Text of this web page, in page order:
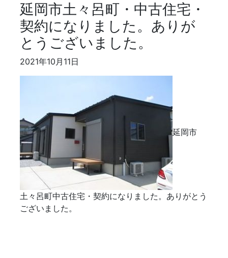
延岡市土々呂町・中古住宅・
契約になりました。ありが
とうございました。
2021年10月11日
延岡市
土々呂町中古住宅・契約になりました。ありがとう
ございました。